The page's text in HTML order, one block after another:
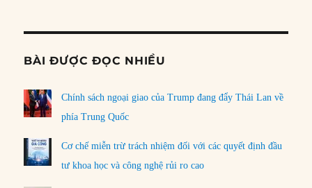
BÀI ĐƯỢC ĐỌC NHIỀU
Chính sách ngoại giao của Trump đang đẩy Thái Lan về
phía Trung Quốc
Cơ chế miễn trừ trách nhiệm đối với các quyết định đầu
tư khoa học và công nghệ rủi ro cao